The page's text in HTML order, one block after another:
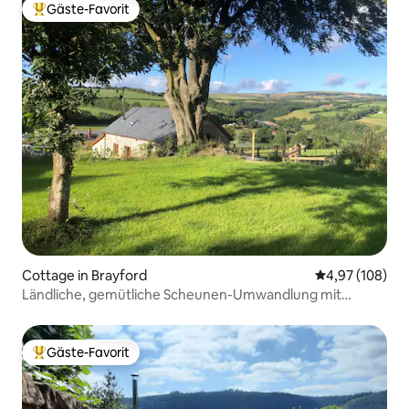
Beliebter Gäste-Favorit.
Gäste-Favorit
Cottage in Brayford
4,97 (108)
Ländliche, gemütliche Scheunen-Umwandlung mit
Beliebter Gäste-Favorit.
Gäste-Favorit